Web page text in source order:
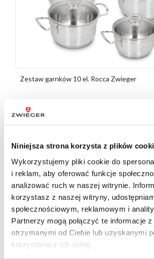
Niniejsza strona korzysta z plików
Wykorzystujemy pliki cookie do
i reklam, aby oferować funkcje
analizować ruch w naszej witrynie.
korzystasz z naszej witryny,
społecznościowym, reklamowym i
Partnerzy mogą połączyć te informacje
otrzymanymi od Ciebie lub uzyskanymi
korzystania z ich usług.
Zestaw garnków 10 el. Rocca Zwieger
409
BLOG TWORZONY Z
GOTOWANIA